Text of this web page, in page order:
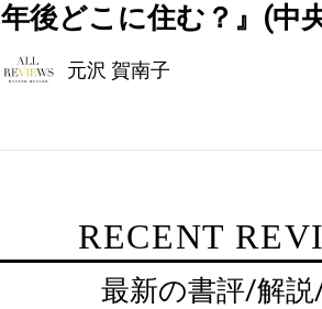
年後どこに住む？』(中
元沢 賀南子
RECENT
最新の書評/解